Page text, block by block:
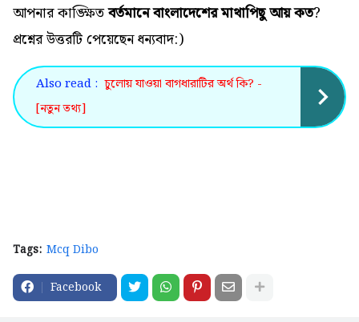
আপনার কাঙ্ক্ষিতবর্তমানে বাংলাদেশের মাথাপিছু আয় কত?
প্রশ্নের উত্তরটি পেয়েছেন ধন্যবাদ:)
Also read : চুলোয় যাওয়া বাগধারাটির অর্থ কি? -
[নতুন তথ্য]
Tags: Mcq Dibo
Facebook